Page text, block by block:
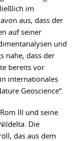
im
aus, dass der
auf seiner
und
nahe, dass der
bereits vor
internationales
Geoscience“.
III und seine
Die
das aus dem